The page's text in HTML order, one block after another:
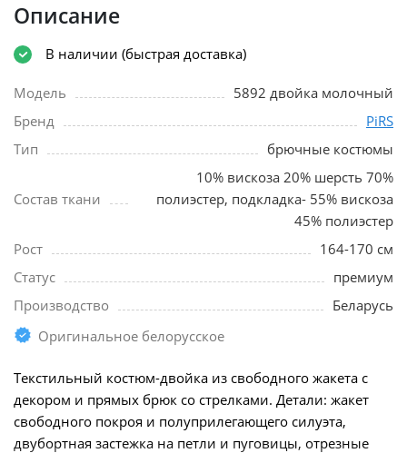
Описание
В наличии (быстрая доставка)
Модель
5892 двойка молочный
Бренд
PiRS
Тип
брючные костюмы
Состав ткани
10% вискоза 20% шерсть 70%
полиэстер, подкладка- 55% вискоза
45% полиэстер
Рост
164-170 см
Статус
премиум
Производство
Беларусь
Оригинальное белорусское
Текстильный костюм-двойка из свободного жакета с
декором и прямых брюк со стрелками. Детали: жакет
свободного покроя и полуприлегающего силуэта,
двубортная застежка на петли и пуговицы, отрезные